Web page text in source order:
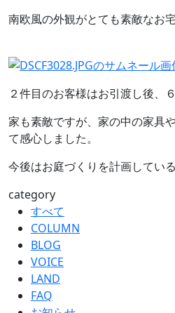
南欧風の外観がとても素敵なお宅
２件目のお客様はお引渡し後、
家も素敵ですが、家の中の家具
て感心しました。
今後はお庭づくりを計画している
category
すべて
COLUMN
BLOG
VOICE
LAND
FAQ